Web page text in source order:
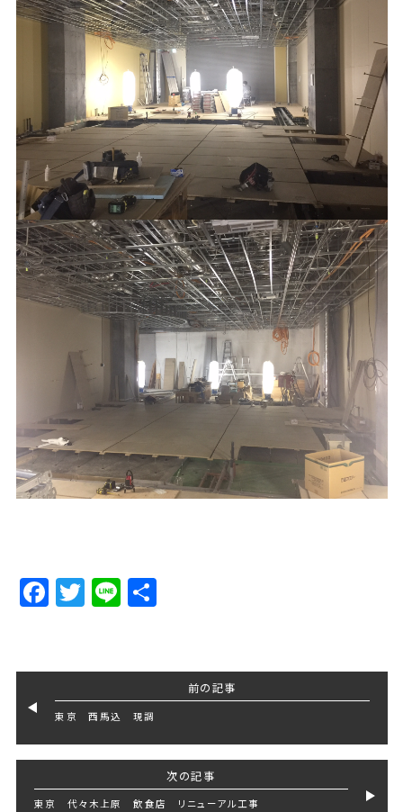
Facebook
Twitter
LineShare
前の記事
東京 西馬込 現調
次の記事
東京 代々木上原 飲食店 リニューアル工事